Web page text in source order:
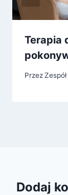
Terapia
Przez
Dodaj